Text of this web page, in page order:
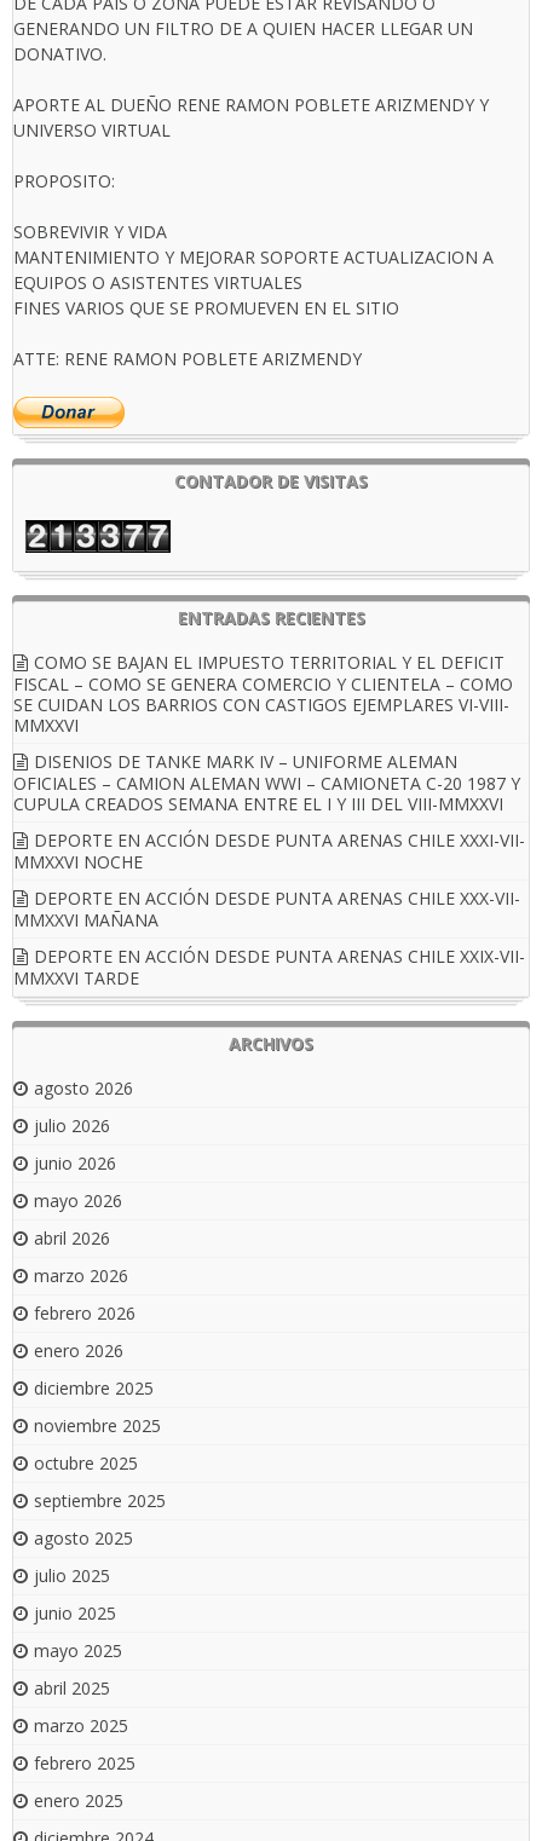
GENERANDO UN FILTRO DE A QUIEN HACER LLEGAR UN
DONATIVO.
APORTE AL DUEÑO RENE RAMON POBLETE ARIZMENDY Y
UNIVERSO VIRTUAL
PROPOSITO:
SOBREVIVIR Y VIDA
MANTENIMIENTO Y MEJORAR SOPORTE ACTUALIZACION A
EQUIPOS O ASISTENTES VIRTUALES
FINES VARIOS QUE SE PROMUEVEN EN EL SITIO
ATTE: RENE RAMON POBLETE ARIZMENDY
CONTADOR DE VISITAS
ENTRADAS RECIENTES
COMO SE BAJAN EL IMPUESTO TERRITORIAL Y EL DEFICIT
FISCAL – COMO SE GENERA COMERCIO Y CLIENTELA – COMO
SE CUIDAN LOS BARRIOS CON CASTIGOS EJEMPLARES VI-VIII-
MMXXVI
DISENIOS DE TANKE MARK IV – UNIFORME ALEMAN
OFICIALES – CAMION ALEMAN WWI – CAMIONETA C-20 1987 Y
CUPULA CREADOS SEMANA ENTRE EL I Y III DEL VIII-MMXXVI
DEPORTE EN ACCIÓN DESDE PUNTA ARENAS CHILE XXXI-VII-
MMXXVI NOCHE
DEPORTE EN ACCIÓN DESDE PUNTA ARENAS CHILE XXX-VII-
MMXXVI MAÑANA
DEPORTE EN ACCIÓN DESDE PUNTA ARENAS CHILE XXIX-VII-
MMXXVI TARDE
ARCHIVOS
agosto 2026
julio 2026
junio 2026
mayo 2026
abril 2026
marzo 2026
febrero 2026
enero 2026
diciembre 2025
noviembre 2025
octubre 2025
septiembre 2025
agosto 2025
julio 2025
junio 2025
mayo 2025
abril 2025
marzo 2025
febrero 2025
enero 2025